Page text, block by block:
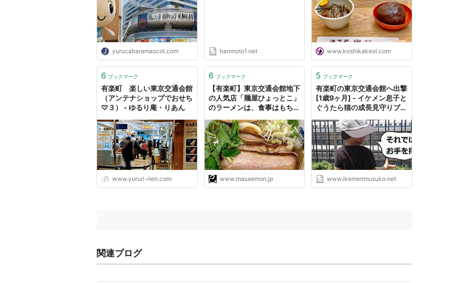
yurucaharamascot.com hanmoto1.net www.koshikakeol.com
6 ブックマーク
有楽町 楽しい東京交通会館
（アンテナショップでおせち
♡３） - ゆるり庵・りあん
www.yururi-rien.com
6 ブックマーク
【有楽町】東京交通会館地下
の人気店「麺屋ひょっとこ」
のラーメンは、食事はもちろ
たい、いつでも食べたいお吸
い物感覚な1杯 - 己【おれ】
www.masaemon.jp
5 ブックマーク
有楽町の東京交通会館へ出撃
[1歳9ヶ月] - イケメン息子と
ぐうたら猫の成長見守りブロ
www.ikemenmusuko.net
関連ブログ